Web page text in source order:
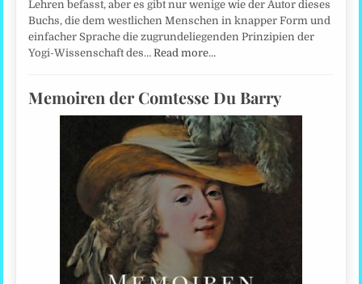
Lehren befasst, aber es gibt nur wenige wie der Autor dieses
Buchs, die dem westlichen Menschen in knapper Form und
einfacher Sprache die zugrundeliegenden Prinzipien der
Yogi-Wissenschaft des…Read more…
Memoiren der Comtesse Du Barry